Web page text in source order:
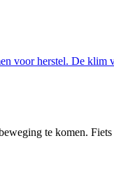
voor herstel. De klim
te komen.